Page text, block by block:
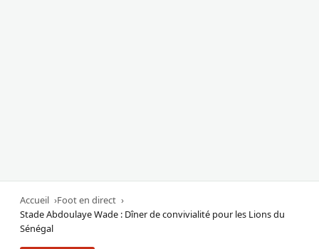
Accueil
Foot en direct
Stade Abdoulaye Wade : Dîner de convivialité pour les Lions du
Sénégal